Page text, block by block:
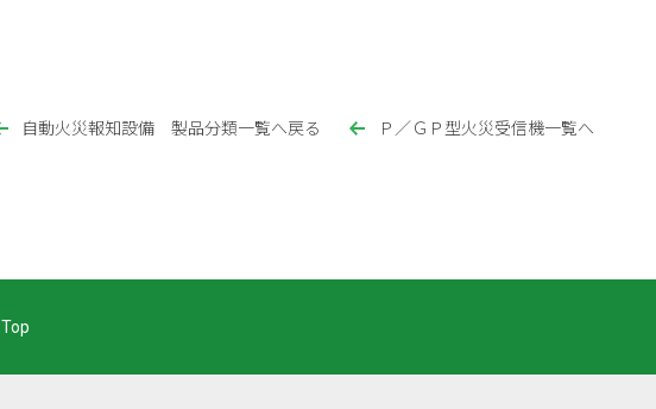
自動火災報知設備 製品分類一覧へ戻る Ｐ／ＧＰ型火災受信機一覧へ
Top